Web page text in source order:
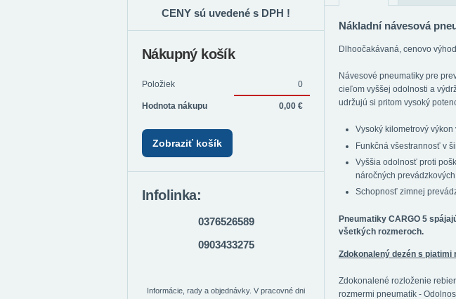
Nákladní návesová
Dlhoočakávaná, cenovo
Návesové pneumatiky pre
cieľom vyššej odolnosti a
udržujú si pritom vysoký
Vysoký kilometrový
Funkčná všestrannosť v
Vyššia odolnosť proti
náročných
Schopnosť zimnej
Pneumatiky CARGO 5
všetkých rozmeroch.
Zdokonalený dezén s piatimi
Zdokonalené rozloženie
rozmermi pneumatík -
CENY sú uvedené s DPH !
Nákupný košík
Položiek 0
Hodnota nákupu 0,00 €
Zobraziť košík
Infolinka:
0376526589
0903433275
Informácie, rady a objednávky. V pracovné dni